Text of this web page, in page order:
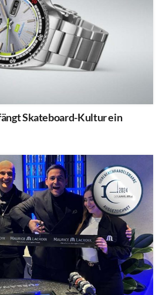
Skateboard-Kultur ein